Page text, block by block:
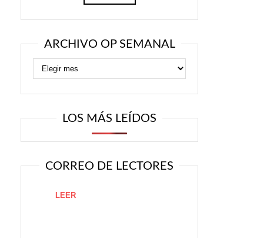
ARCHIVO OP SEMANAL
LOS MÁS LEÍDOS
CORREO DE LECTORES
LEER